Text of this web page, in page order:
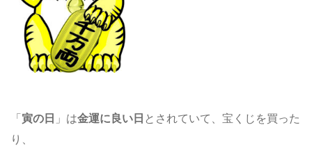
「寅の日 」は金運に良い日 とされていて、宝くじを買った
り、